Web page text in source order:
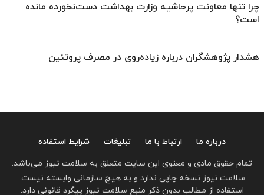
چرا تنها معاونت پرحاشیه وزارت بهداشت دست‌نخورده مانده
است؟
هشدار پژوهشگران درباره زیاده‌روی در مصرف پروتئین
درباره ما ارتباط با ما تبلیغات
شرایط استفاده
تمام حقوق مادی و معنوی این سایت متعلق به سلامت نیوز می‌باشد.
سلامت نیوز نسخه چاپی ندارد و به هیچ سازمانی وابسته نیست.
استفاده از مطالب بدون ذکر منبع سلامت نیوز پیگرد قانونی دارد.